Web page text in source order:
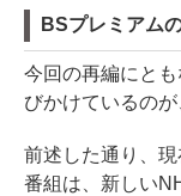
BSプレミアム
今回の再編にと
びかけているの
前述した通り、
番組は、新しい